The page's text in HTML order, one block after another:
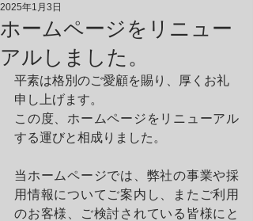
ホームページをリニュー
アルしました。
2025年1月3日
平素は格別のご愛顧を賜り、厚くお礼
申し上げます。
この度、ホームページをリニューアル
する運びと相成りました。
当ホームページでは、弊社の事業や採
用情報についてご案内し、またご利用
のお客様、ご検討されている皆様にと